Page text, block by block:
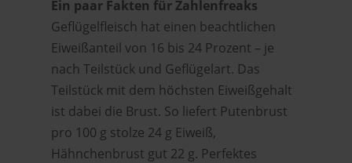
Ein paar Fakten für Zahlenfreaks
Geflügelfleisch hat einen beachtlichen
Eiweißanteil von 16 bis 24 Prozent – je
nach Teilstück und Geflügelart. Das
Teilstück mit dem höchsten Eiweißgehalt
ist dabei die Brust. So liefert Putenbrust
pro 100 g stolze 24 g Eiweiß,
Hähnchenbrust gut 22 g. Perfektes